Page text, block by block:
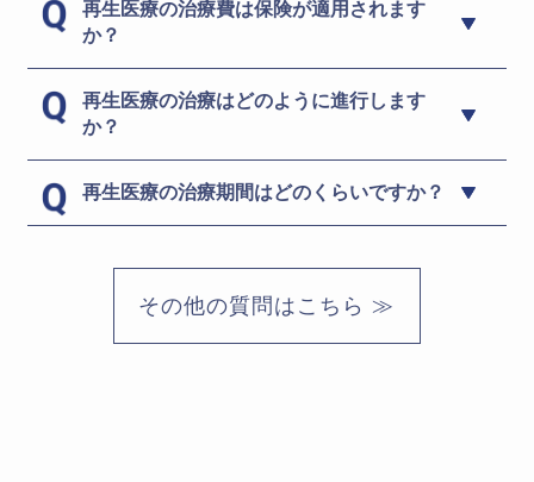
再生医療の治療費は保険が適用されます
か？
再生医療の治療はどのように進行します
か？
再生医療の治療期間はどのくらいですか？
その他の質問はこちら ≫